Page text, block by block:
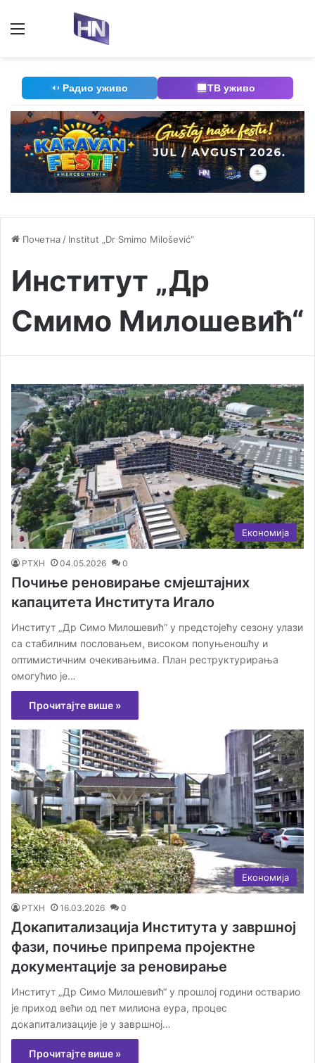
Радио уживо ТВ уживо
Почетна / Institut „Dr Smimo Milošević“
Институт „Др
Смимо Милошевић“
Економија
РТХН 04.05.2026 0
Почиње реновирање смјештајних
капацитета Института Игало
Институт „Др Симо Милошевић” у предстојећу сезону улази
са стабилним пословањем, високом попуњеношћу и
оптимистичним очекивањима. План реструктурирања
омогућио је…
Прочитајте више »
Економија
РТХН 16.03.2026 0
Докапитализација Института у завршној
фази, почиње припрема пројектне
документације за реновирање
Институт „Др Симо Милошевић“ у прошлој години остварио
је приход већи од пет милиона еура, процес
докапитализације је у завршној…
Прочитајте више »